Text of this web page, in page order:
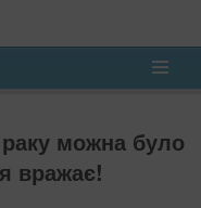
раку можна було
вражає!